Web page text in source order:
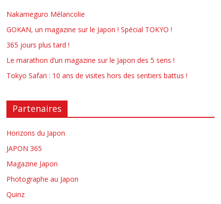
Nakameguro Mélancolie
GOKAN, un magazine sur le Japon ! Spécial TOKYO !
365 jours plus tard !
Le marathon d’un magazine sur le Japon des 5 sens !
Tokyo Safari : 10 ans de visites hors des sentiers battus !
Partenaires
Horizons du Japon
JAPON 365
Magazine Japon
Photographe au Japon
Quinz